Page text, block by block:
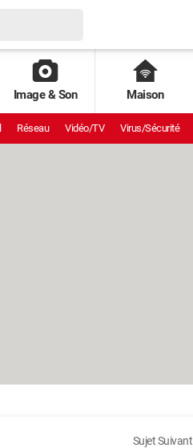
Image & Son Maison
Réseau Vidéo/TV Virus/Sécurité
Sujet Suivant